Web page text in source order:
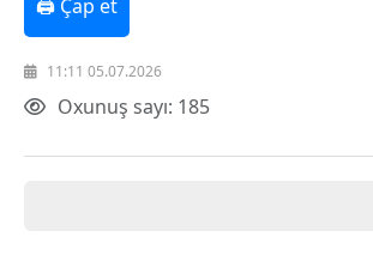
🖨 Çap et
11:11 05.07.2026
Oxunuş sayı: 185